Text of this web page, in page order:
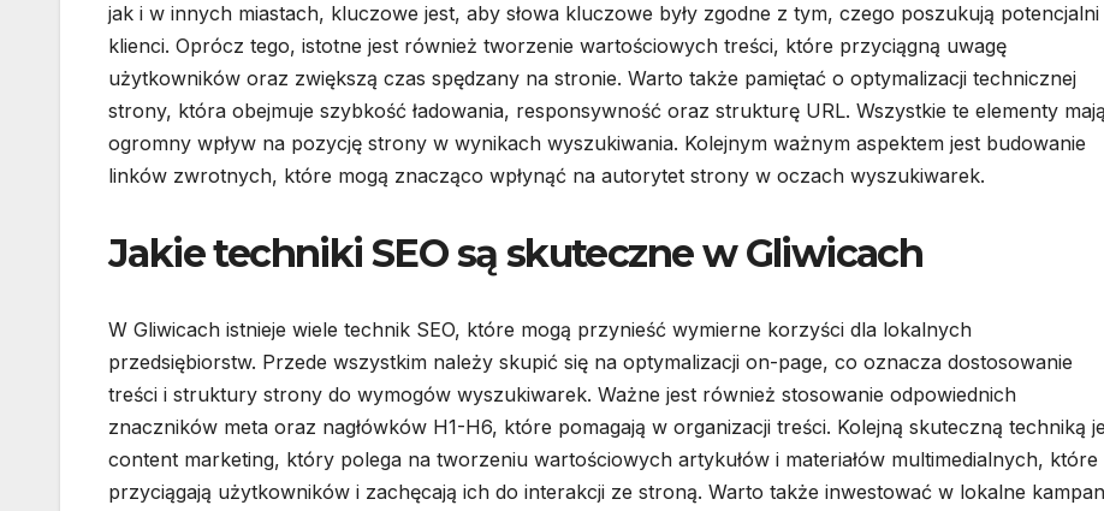
jak i w innych miastach, kluczowe jest, aby słowa kluczowe były zgodne z tym, czego poszukują potencjalni
klienci. Oprócz tego, istotne jest również tworzenie wartościowych treści, które przyciągną uwagę
użytkowników oraz zwiększą czas spędzany na stronie. Warto także pamiętać o optymalizacji technicznej
strony, która obejmuje szybkość ładowania, responsywność oraz strukturę URL. Wszystkie te elementy mają
ogromny wpływ na pozycję strony w wynikach wyszukiwania. Kolejnym ważnym aspektem jest budowanie
linków zwrotnych, które mogą znacząco wpłynąć na autorytet strony w oczach wyszukiwarek.
Jakie techniki SEO są skuteczne w Gliwicach
W Gliwicach istnieje wiele technik SEO, które mogą przynieść wymierne korzyści dla lokalnych
przedsiębiorstw. Przede wszystkim należy skupić się na optymalizacji on-page, co oznacza dostosowanie
treści i struktury strony do wymogów wyszukiwarek. Ważne jest również stosowanie odpowiednich
znaczników meta oraz nagłówków H1-H6, które pomagają w organizacji treści. Kolejną skuteczną techniką
content marketing, który polega na tworzeniu wartościowych artykułów i materiałów multimedialnych, które
przyciągają użytkowników i zachęcają ich do interakcji ze stroną. Warto także inwestować w lokalne